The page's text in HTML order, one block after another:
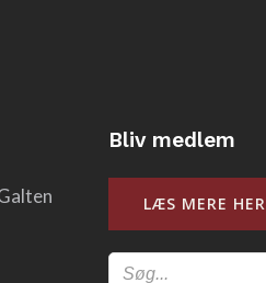
Bliv medlem
LÆS MERE HER